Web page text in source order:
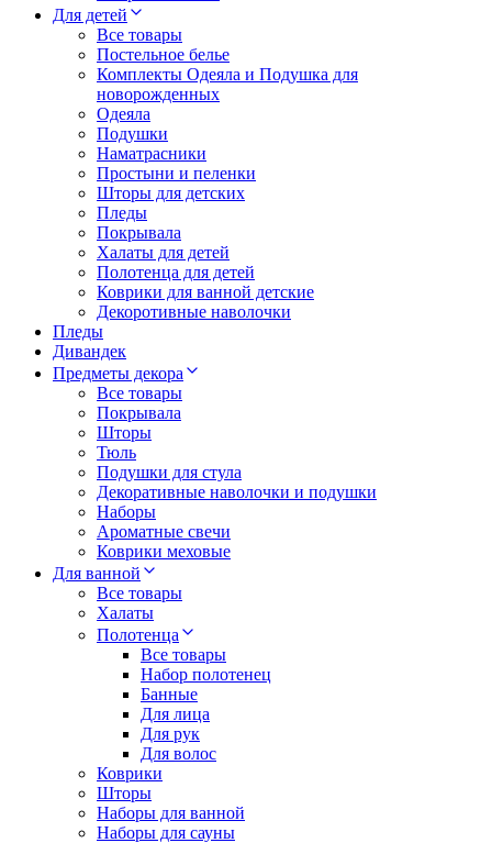
Для детей
Все товары
Постельное белье
Комплекты Одеяла и Подушка для
новорожденных
Одеяла
Подушки
Наматрасники
Простыни и пеленки
Шторы для детских
Пледы
Покрывала
Халаты для детей
Полотенца для детей
Коврики для ванной детские
Декоротивные наволочки
Пледы
Дивандек
Предметы декора
Все товары
Покрывала
Шторы
Тюль
Подушки для стула
Декоративные наволочки и подушки
Наборы
Ароматные свечи
Коврики меховые
Для ванной
Все товары
Халаты
Полотенца
Все товары
Набор полотенец
Банные
Для лица
Для рук
Для волос
Коврики
Шторы
Наборы для ванной
Наборы для сауны